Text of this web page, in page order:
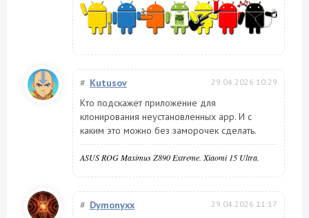
# Kutusov 29.04.2026 10:29
Кто подскажет приложение для
клонирования неустановленных app. И с
каким это можно без заморочек сделать.
ASUS ROG Maximus Z890 Extreme. Xiaomi 15 Ultra.
# Dymonyxx 29.04.2026 11:17